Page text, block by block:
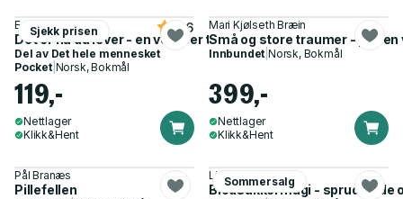
Sjekk prisen
Eckhart Tolle
Det er nå du lever - en veiviser til åndelig opplysning
4.6
Del av Det hele mennesket
Pocket| Norsk, Bokmål
119,-
Nettlager
Klikk&Hent
Mari Kjølseth Bræin
Små og store traumer - prisen
Innbundet |Norsk, Bokmål
399,-
Nettlager
Klikk&Hent
Pål Branæs
Pillefellen
Sommersalg
Linn Stokstad
Blodsukkermagi - sprudlende